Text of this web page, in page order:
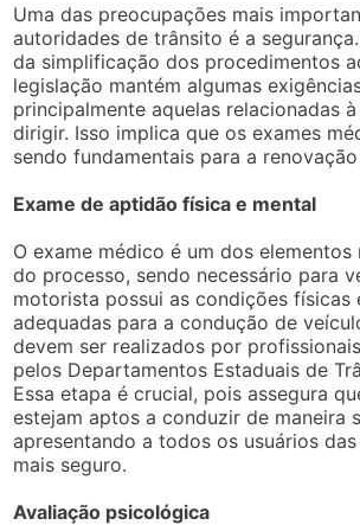
Uma das preocupações mais
autoridades de trânsito é a
da simplificação dos procedimentos
legislação mantém algumas
principalmente aquelas relacionadas
dirigir. Isso implica que os exames
sendo fundamentais para a
Exame de aptidão física e mental
O exame médico é um dos
do processo, sendo necessário para
motorista possui as condições físicas
adequadas para a condução de
devem ser realizados por
pelos Departamentos Estaduais de
Essa etapa é crucial, pois assegura
estejam aptos a conduzir de maneira
apresentando a todos os usuários
mais seguro.
Avaliação psicológica